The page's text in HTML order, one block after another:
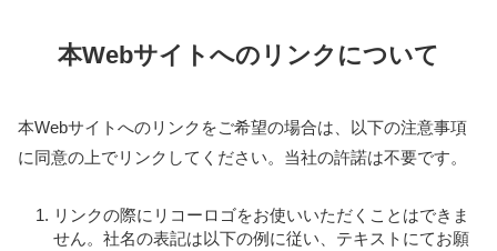
本Webサイトへのリンクについて
本Webサイトへのリンクをご希望の場合は、以下の注意事項
に同意の上でリンクしてください。当社の許諾は不要です。
リンクの際にリコーロゴをお使いいただくことはできま
せん。社名の表記は以下の例に従い、テキストにてお願